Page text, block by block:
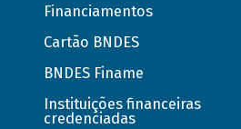
Financiamentos
Cartão BNDES
BNDES Finame
Instituições financeiras
credenciadas